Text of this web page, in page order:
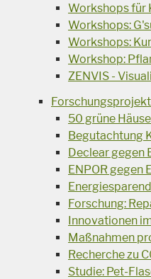
Workshops für
Workshops:
Workshops:
Workshop:
ZENVIS -
50 grüne
Begutachtung
Declear gegen
ENPOR gegen
Forschung:
Innovationen
Maßnahmen
Recherche zu
Studie: Pet-